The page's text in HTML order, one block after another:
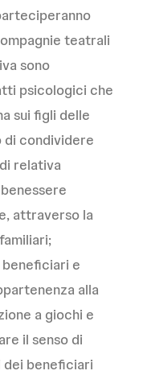
teatrali
sono
psicologici che
sui figli delle
condividere
relativa
attraverso la
e
alla
a giochi e
il senso di
dei beneficiari